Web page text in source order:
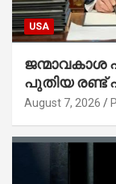
USA
ജന്മാവകാശ
പുതിയ രണ്ട്
ട്രംപ്
August 7, 2026